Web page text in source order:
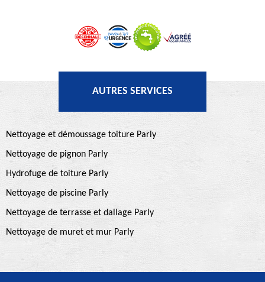
AUTRES SERVICES
Nettoyage et démoussage toiture Parly
Nettoyage de pignon Parly
Hydrofuge de toiture Parly
Nettoyage de piscine Parly
Nettoyage de terrasse et dallage Parly
Nettoyage de muret et mur Parly